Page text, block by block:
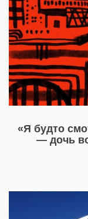
«Я будто
— дочь